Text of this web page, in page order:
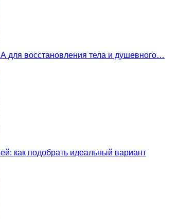
для восстановления тела и душевного…
как подобрать идеальный вариант